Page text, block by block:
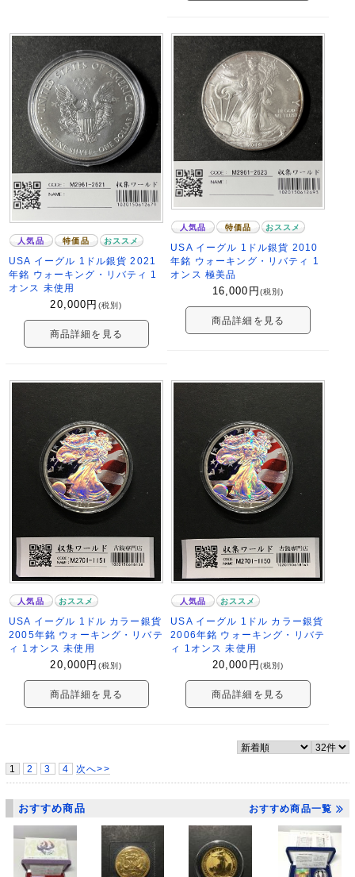
人気品 特価品 おススメ
USA イーグル 1ドル銀貨 2021
年銘 ウォーキング・リバティ 1
オンス 未使用
20,000 円 (税別)
商品詳細を見る
人気品 特価品 おススメ
USA イーグル 1ドル銀貨 2010
年銘 ウォーキング・リバティ 1
オンス 極美品
16,000 円 (税別)
商品詳細を見る
人気品 おススメ
USA イーグル 1ドル カラー銀貨
2005年銘 ウォーキング・リバテ
ィ 1オンス 未使用
20,000 円 (税別)
商品詳細を見る
人気品 おススメ
USA イーグル 1ドル カラー銀貨
2006年銘 ウォーキング・リバテ
ィ 1オンス 未使用
20,000 円 (税別)
商品詳細を見る
1 2 3 4 次へ>>
おすすめ商品 おすすめ商品一覧